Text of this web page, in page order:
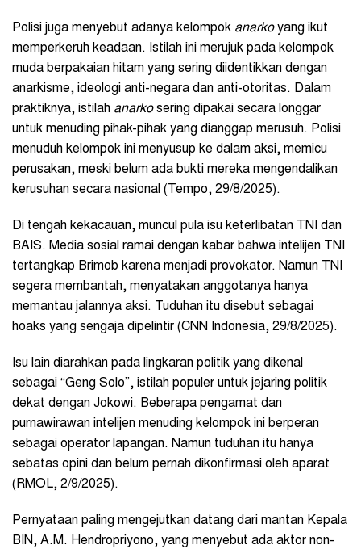
Polisi juga menyebut adanya kelompok anarkoyang ikut
memperkeruh keadaan. Istilah ini merujuk pada kelompok
muda berpakaian hitam yang sering diidentikkan dengan
anarkisme, ideologi anti-negara dan anti-otoritas. Dalam
praktiknya, istilah anarkosering dipakai secara longgar
untuk menuding pihak-pihak yang dianggap merusuh. Polisi
menuduh kelompok ini menyusup ke dalam aksi, memicu
perusakan, meski belum ada bukti mereka mengendalikan
kerusuhan secara nasional (Tempo, 29/8/2025).
Di tengah kekacauan, muncul pula isu keterlibatan TNI dan
BAIS. Media sosial ramai dengan kabar bahwa intelijen TNI
tertangkap Brimob karena menjadi provokator. Namun TNI
segera membantah, menyatakan anggotanya hanya
memantau jalannya aksi. Tuduhan itu disebut sebagai
hoaks yang sengaja dipelintir (CNN Indonesia, 29/8/2025).
Isu lain diarahkan pada lingkaran politik yang dikenal
sebagai “Geng Solo”, istilah populer untuk jejaring politik
dekat dengan Jokowi. Beberapa pengamat dan
purnawirawan intelijen menuding kelompok ini berperan
sebagai operator lapangan. Namun tuduhan itu hanya
sebatas opini dan belum pernah dikonfirmasi oleh aparat
(RMOL, 2/9/2025).
Pernyataan paling mengejutkan datang dari mantan Kepala
BIN, A.M. Hendropriyono, yang menyebut ada aktor non-